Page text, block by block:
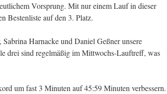
Vorsprung. Mit nur einem Lauf in dieser
Bestenliste auf den 3. Platz.
Harnacke und Daniel Geßner unsere
drei sind regelmäßig im Mittwochs-Lauftreff, was
um fast 3 Minuten auf 45:59 Minuten verbessern.